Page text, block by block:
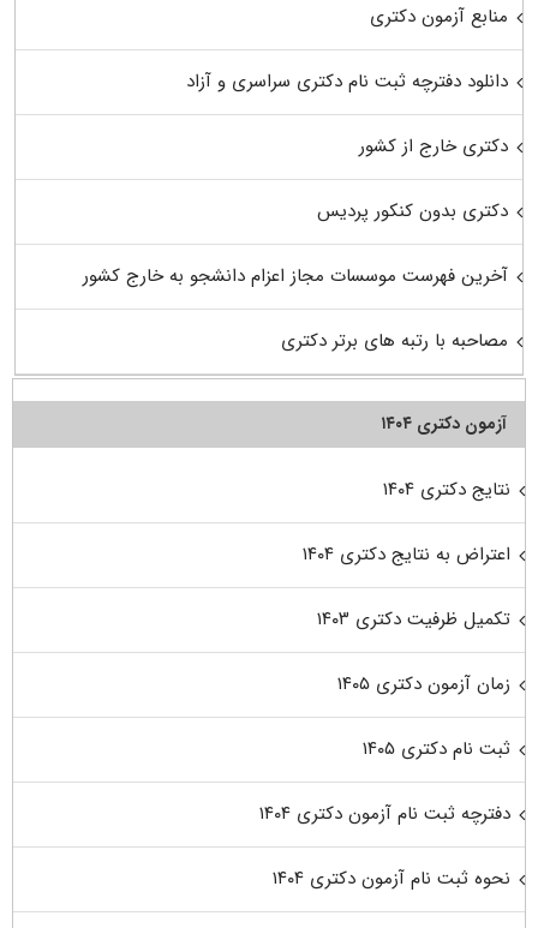
منابع آزمون دکتری
دانلود دفترچه ثبت نام دکتری سراسری و آزاد
دکتری خارج از کشور
دکتری بدون کنکور پردیس
آخرین فهرست موسسات مجاز اعزام دانشجو به خارج کشور
مصاحبه با رتبه های برتر دکتری
آزمون دکتری ۱۴۰۴
نتایج دکتری ۱۴۰۴
اعتراض به نتایج دکتری ۱۴۰۴
تکمیل ظرفیت دکتری ۱۴۰۳
زمان آزمون دکتری ۱۴۰۵
ثبت نام دکتری ۱۴۰۵
دفترچه ثبت نام آزمون دکتری ۱۴۰۴
نحوه ثبت نام آزمون دکتری ۱۴۰۴